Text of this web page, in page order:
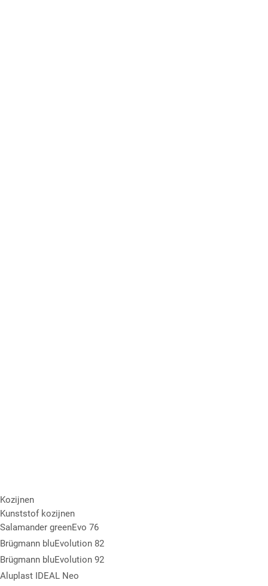
Kozijnen
Kunststof kozijnen
Salamander greenEvo 76
Brügmann bluEvolution 82
Brügmann bluEvolution 92
Aluplast IDEAL Neo